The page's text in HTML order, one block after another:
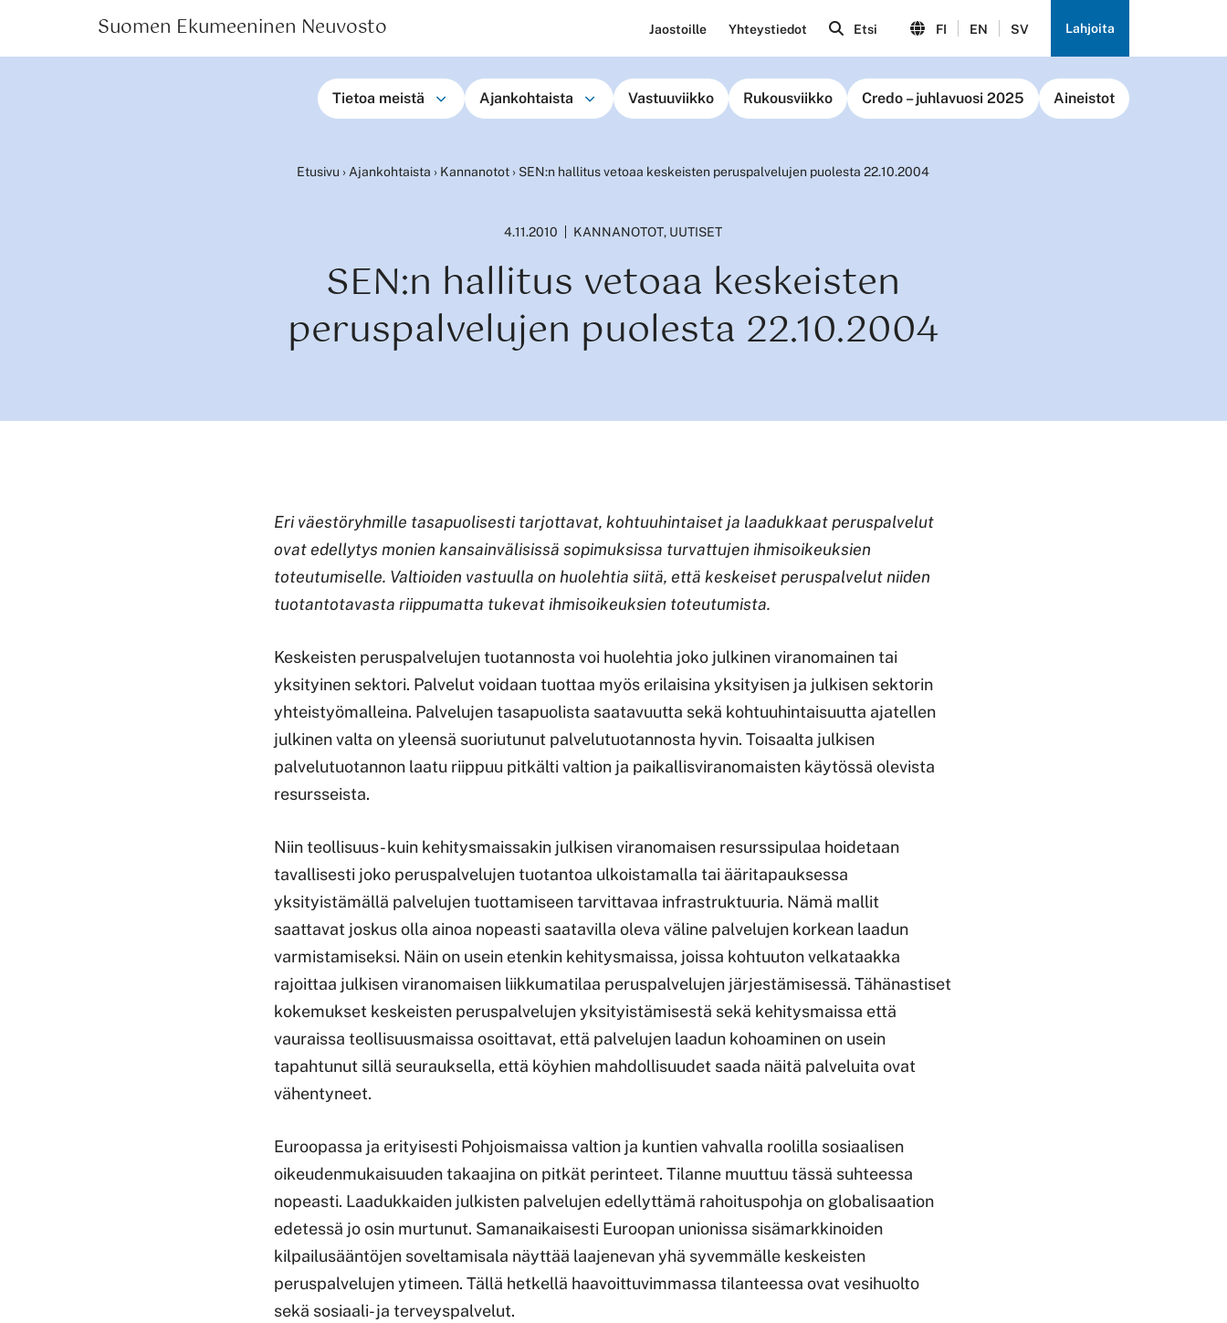
Suomen Ekumeeninen Neuvosto Jaostoille Yhteystiedot Etsi FI EN SV Lahjoita
Tietoa meistä Ajankohtaista Vastuuviikko Rukousviikko Credo – juhlavuosi 2025 Aineistot
Etusivu › Ajankohtaista › Kannanotot › SEN:n hallitus vetoaa keskeisten peruspalvelujen puolesta 22.10.2004
4.11.2010 KANNANOTOT, UUTISET
SEN:n hallitus vetoaa keskeisten
peruspalvelujen puolesta 22.10.2004
Eri väestöryhmille tasapuolisesti tarjottavat, kohtuuhintaiset ja laadukkaat peruspalvelut
ovat edellytys monien kansainvälisissä sopimuksissa turvattujen ihmisoikeuksien
toteutumiselle. Valtioiden vastuulla on huolehtia siitä, että keskeiset peruspalvelut niiden
tuotantotavasta riippumatta tukevat ihmisoikeuksien toteutumista.
Keskeisten peruspalvelujen tuotannosta voi huolehtia joko julkinen viranomainen tai
yksityinen sektori. Palvelut voidaan tuottaa myös erilaisina yksityisen ja julkisen sektorin
yhteistyömalleina. Palvelujen tasapuolista saatavuutta sekä kohtuuhintaisuutta ajatellen
julkinen valta on yleensä suoriutunut palvelutuotannosta hyvin. Toisaalta julkisen
palvelutuotannon laatu riippuu pitkälti valtion ja paikallisviranomaisten käytössä olevista
resursseista.
Niin teollisuus- kuin kehitysmaissakin julkisen viranomaisen resurssipulaa hoidetaan
tavallisesti joko peruspalvelujen tuotantoa ulkoistamalla tai ääritapauksessa
yksityistämällä palvelujen tuottamiseen tarvittavaa infrastruktuuria. Nämä mallit
saattavat joskus olla ainoa nopeasti saatavilla oleva väline palvelujen korkean laadun
varmistamiseksi. Näin on usein etenkin kehitysmaissa, joissa kohtuuton velkataakka
rajoittaa julkisen viranomaisen liikkumatilaa peruspalvelujen järjestämisessä. Tähänastiset
kokemukset keskeisten peruspalvelujen yksityistämisestä sekä kehitysmaissa että
vauraissa teollisuusmaissa osoittavat, että palvelujen laadun kohoaminen on usein
tapahtunut sillä seurauksella, että köyhien mahdollisuudet saada näitä palveluita ovat
vähentyneet.
Euroopassa ja erityisesti Pohjoismaissa valtion ja kuntien vahvalla roolilla sosiaalisen
oikeudenmukaisuuden takaajina on pitkät perinteet. Tilanne muuttuu tässä suhteessa
nopeasti. Laadukkaiden julkisten palvelujen edellyttämä rahoituspohja on globalisaation
edetessä jo osin murtunut. Samanaikaisesti Euroopan unionissa sisämarkkinoiden
kilpailusääntöjen soveltamisala näyttää laajenevan yhä syvemmälle keskeisten
peruspalvelujen ytimeen. Tällä hetkellä haavoittuvimmassa tilanteessa ovat vesihuolto
sekä sosiaali- ja terveyspalvelut.